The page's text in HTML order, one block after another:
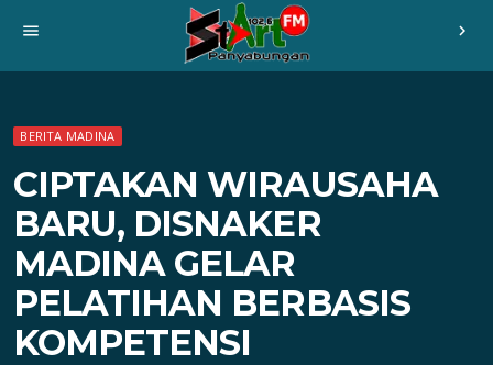
menu chevron_right
BERITA MADINA
CIPTAKAN WIRAUSAHA
BARU, DISNAKER
MADINA GELAR
PELATIHAN BERBASIS
KOMPETENSI